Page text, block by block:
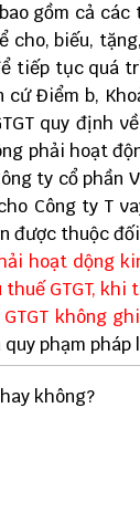
gồm cả
cho, biếu,
tiếp tục quá
Điểm b,
quy định
phải hoạt
ty cổ phần
Công ty T
được thuộc
hoạt dộng
GTGT, khi
không
phạm
không?